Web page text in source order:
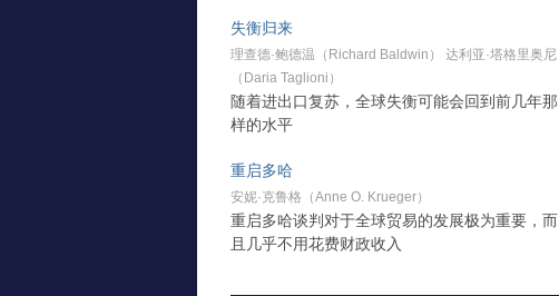
失衡归来
理查德·鲍德温（Richard Baldwin） 达利亚·塔格里奥尼
（Daria Taglioni）
随着进出口复苏，全球失衡可能会回到前几年那
样的水平
重启多哈
安妮·克鲁格（Anne O. Krueger）
重启多哈谈判对于全球贸易的发展极为重要，而
且几乎不用花费财政收入